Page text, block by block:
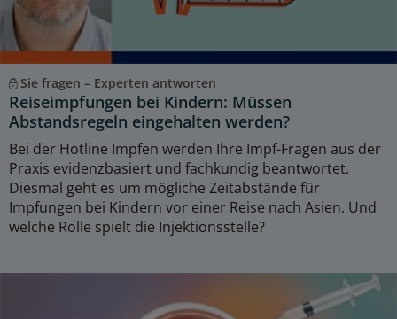
Sie fragen – Experten antworten
Reiseimpfungen bei Kindern: Müssen
Abstandsregeln eingehalten werden?
Bei der Hotline Impfen werden Ihre Impf-Fragen aus der
Praxis evidenzbasiert und fachkundig beantwortet.
Diesmal geht es um mögliche Zeitabstände für
Impfungen bei Kindern vor einer Reise nach Asien. Und
welche Rolle spielt die Injektionsstelle?